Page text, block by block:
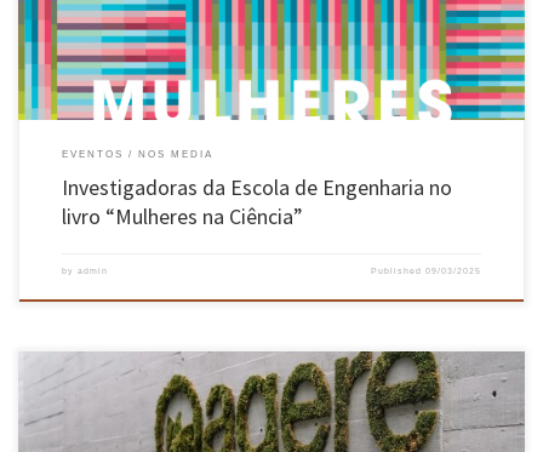
EVENTOS NOS MEDIA
Investigadoras da Escola de Engenharia no
livro “Mulheres na Ciência”
by admin Published09/03/2025